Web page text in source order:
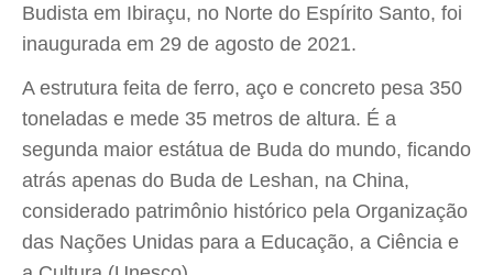
Budista em Ibiraçu, no Norte do Espírito Santo, foi
inaugurada em 29 de agosto de 2021.
A estrutura feita de ferro, aço e concreto pesa 350
toneladas e mede 35 metros de altura. É a
segunda maior estátua de Buda do mundo, ficando
atrás apenas do Buda de Leshan, na China,
considerado patrimônio histórico pela Organização
das Nações Unidas para a Educação, a Ciência e